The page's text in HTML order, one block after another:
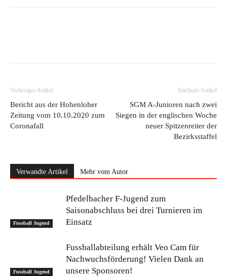
Vorheriger Artikel
Bericht aus der Hohenloher
Zeitung vom 10.10.2020 zum
Coronafall
Nächster Artikel
SGM A-Junioren nach zwei
Siegen in der englischen Woche
neuer Spitzenreiter der
Bezirksstaffel
Verwandte Artikel Mehr vom Autor
Fussball Jugend
Pfedelbacher F-Jugend zum
Saisonabschluss bei drei Turnieren im
Einsatz
Fussball Jugend
Fussballabteilung erhält Veo Cam für
Nachwuchsförderung! Vielen Dank an
unsere Sponsoren!